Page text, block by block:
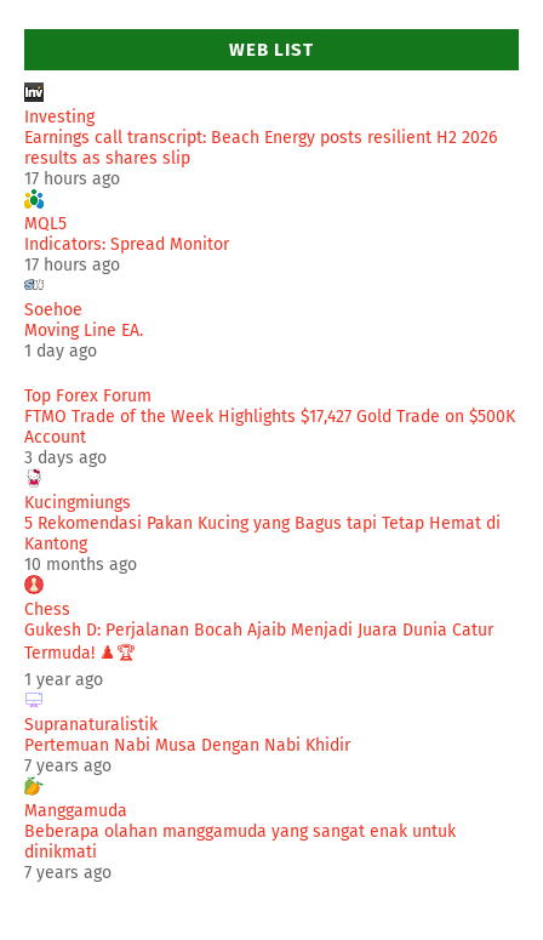
WEB LIST
Investing
Earnings call transcript: Beach Energy posts resilient H2 2026
results as shares slip
17 hours ago
MQL5
Indicators: Spread Monitor
17 hours ago
Soehoe
Moving Line EA.
1 day ago
Top Forex Forum
FTMO Trade of the Week Highlights $17,427 Gold Trade on $500K
Account
3 days ago
Kucingmiungs
5 Rekomendasi Pakan Kucing yang Bagus tapi Tetap Hemat di
Kantong
10 months ago
Chess
Gukesh D: Perjalanan Bocah Ajaib Menjadi Juara Dunia Catur
Termuda! ♟️🏆
1 year ago
Supranaturalistik
Pertemuan Nabi Musa Dengan Nabi Khidir
7 years ago
Manggamuda
Beberapa olahan manggamuda yang sangat enak untuk
dinikmati
7 years ago